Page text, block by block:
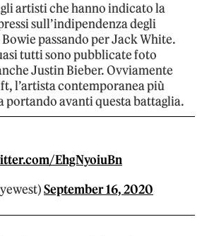
artisti che hanno indicato la
sull’indipendenza degli
passando per Jack White.
tutti sono pubblicate foto
Justin Bieber. Ovviamente
l’artista contemporanea più
portando avanti questa battaglia.
EhgNyoiuBn
September 16, 2020